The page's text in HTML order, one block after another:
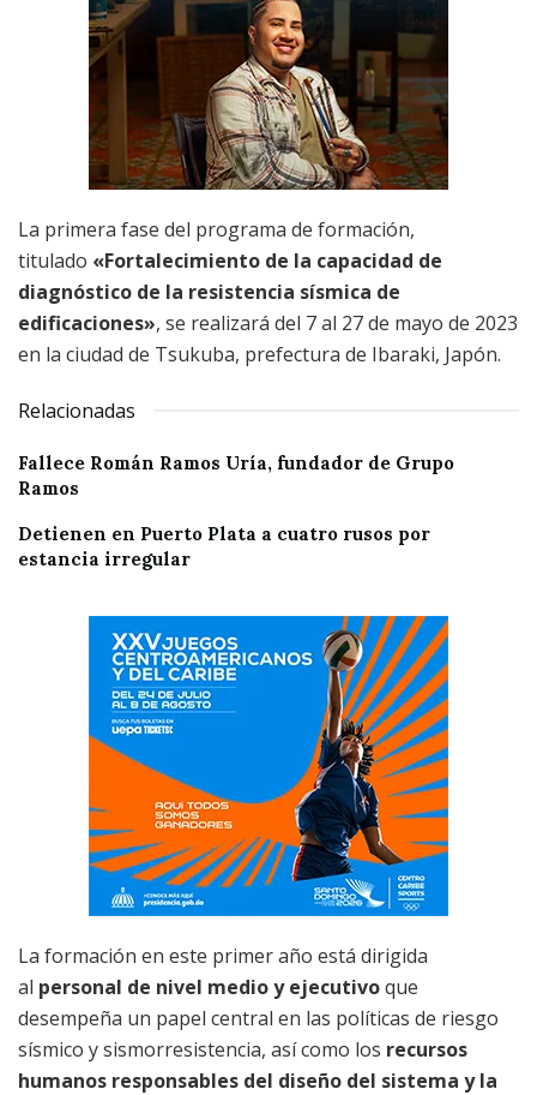
La primera fase del programa de formación,
titulado «Fortalecimiento de la capacidad de
diagnóstico de la resistencia sísmica de
edificaciones», se realizará del 7 al 27 de mayo de 2023
en la ciudad de Tsukuba, prefectura de Ibaraki, Japón.
Relacionadas
Fallece Román Ramos Uría, fundador de Grupo
Ramos
Detienen en Puerto Plata a cuatro rusos por
estancia irregular
La formación en este primer año está dirigida
al personal de nivel medio y ejecutivoque
desempeña un papel central en las políticas de riesgo
sísmico y sismorresistencia, así como los recursos
humanos responsables del diseño del sistema y la